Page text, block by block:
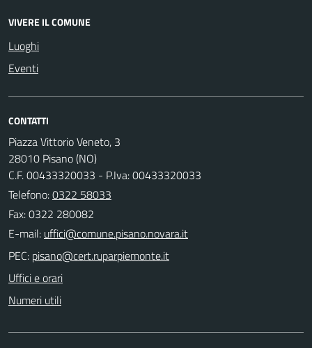
VIVERE IL COMUNE
Luoghi
Eventi
CONTATTI
Piazza Vittorio Veneto, 3
28010 Pisano (NO)
C.F. 00433320033 - P.Iva: 00433320033
Telefono:0322 58033
Fax: 0322 280082
E-mail:
PEC:
Uffici e orari
Numeri utili